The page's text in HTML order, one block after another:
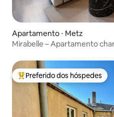
Apartamento ⋅ Metz
Mirabelle – Apartamento
Entre os melhores preferidos
Preferido dos hóspedes